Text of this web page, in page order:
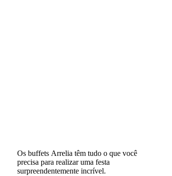
Os buffets Arrelia têm tudo o que você
precisa para realizar uma festa
surpreendentemente incrível.